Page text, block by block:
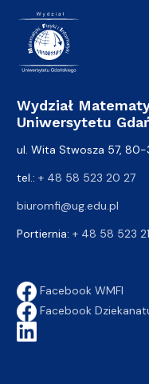
Wydział
Uniwersytetu
ul. Wita Stwosza 57,
tel.: + 48 58 523 20 27
biuromfi@ug.edu.pl
Portiernia: + 48 58 523
Facebook WMFI
Facebook